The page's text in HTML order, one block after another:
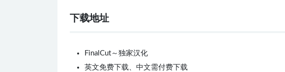
下载地址
FinalCut～独家汉化
英文免费下载、中文需付费下载